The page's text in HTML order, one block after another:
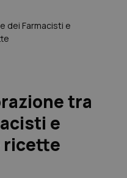
dei Farmacisti e
tra
e
ricette